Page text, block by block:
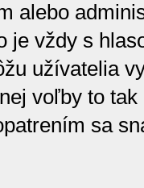
alebo
je vždy s
užívatelia
voľby to
sa